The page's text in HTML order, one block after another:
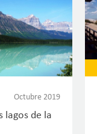
Octubre 2019
lagos de la